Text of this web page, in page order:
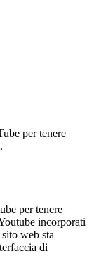
per tenere
per tenere
incorporati
web sta
di